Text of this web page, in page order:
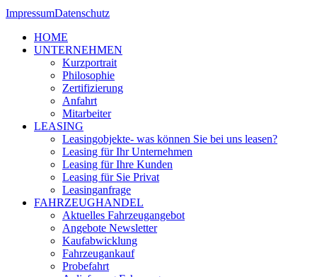
ImpressumDatenschutz
HOME
UNTERNEHMEN
Kurzportrait
Philosophie
Zertifizierung
Anfahrt
Mitarbeiter
LEASING
Leasingobjekte- was können Sie bei uns leasen?
Leasing für Ihr Unternehmen
Leasing für Ihre Kunden
Leasing für Sie Privat
Leasinganfrage
FAHRZEUGHANDEL
Aktuelles Fahrzeugangebot
Angebote Newsletter
Kaufabwicklung
Fahrzeugankauf
Probefahrt